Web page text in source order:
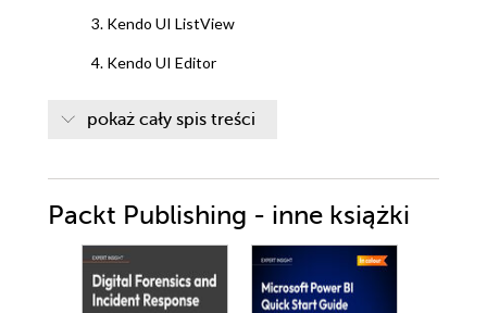
3. Kendo UI ListView
4. Kendo UI Editor
7. Kendo UI Modal Window
8. Kendo UI Mobile Framework
9. Kendo UI Mobile widgets
10. Kendo UI DataViz Charting
pokaż cały spis treści
Packt Publishing - inne książki